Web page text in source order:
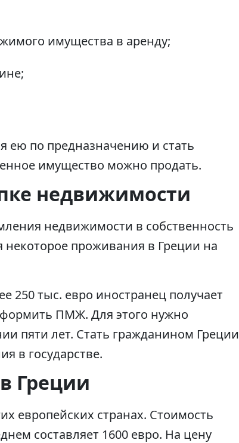
имущества в аренду;
ею по предназначению и стать
имущество можно продать.
недвижимости
недвижимости в собственность
некоторое проживания в Греции на
250 тыс. евро иностранец получает
ПМЖ. Для этого нужно
пяти лет. Стать гражданином Греции
в государстве.
Греции
европейских странах. Стоимость
составляет 1600 евро. На цену